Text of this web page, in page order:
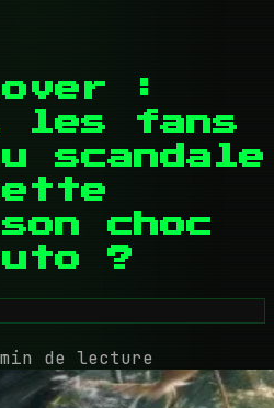
:
les fans
scandale
choc
?
de lecture